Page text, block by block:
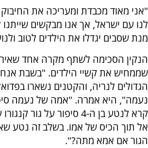
"אני מאוד מכבדת ומעריכה את
לנו עם ישראל, אך אנו מבקשים
מנת שסבים יגדלו את הילדים לטוב
הנקין הסכימה לשתף מקרה אחד
שממחיש את קשיי הילדים. "בשבת
הגדולים לנריה, והקטנים נשארו
נעמה", היא אמרה. "אמה של נעמה
קרא לנטע בן ה-4 סיפור על
אל תוך הכיס של אמו. בשלב זה נטע
הגור אם אמא מתה?".